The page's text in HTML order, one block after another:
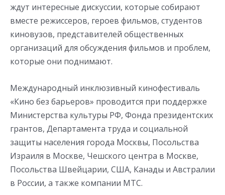
ждут интересные дискуссии, которые собирают
вместе режиссеров, героев фильмов, студентов
киновузов, представителей общественных
организаций для обсуждения фильмов и проблем,
которые они поднимают.
Международный инклюзивный кинофестиваль
«Кино без барьеров» проводится при поддержке
Министерства культуры РФ, Фонда президентских
грантов, Департамента труда и социальной
защиты населения города Москвы, Посольства
Израиля в Москве, Чешского центра в Москве,
Посольства Швейцарии, США, Канады и Австралии
в России, а также компании МТС.